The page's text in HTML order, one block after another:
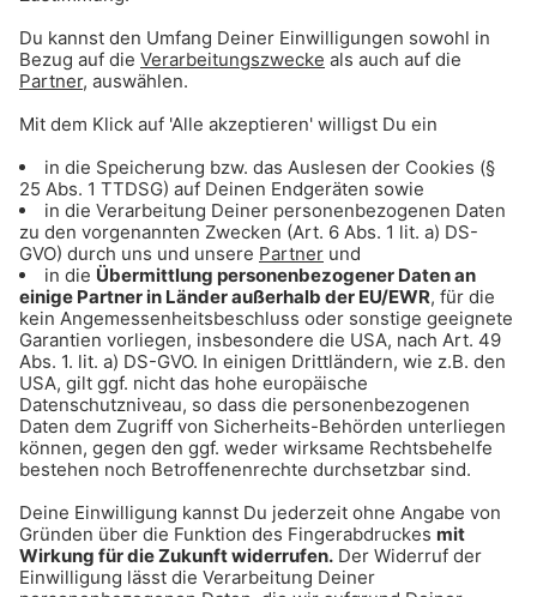
Gong 96.3 Top 50: Hier gehts zum Stream!
Die neue Gong 96.3 App hier downloaden